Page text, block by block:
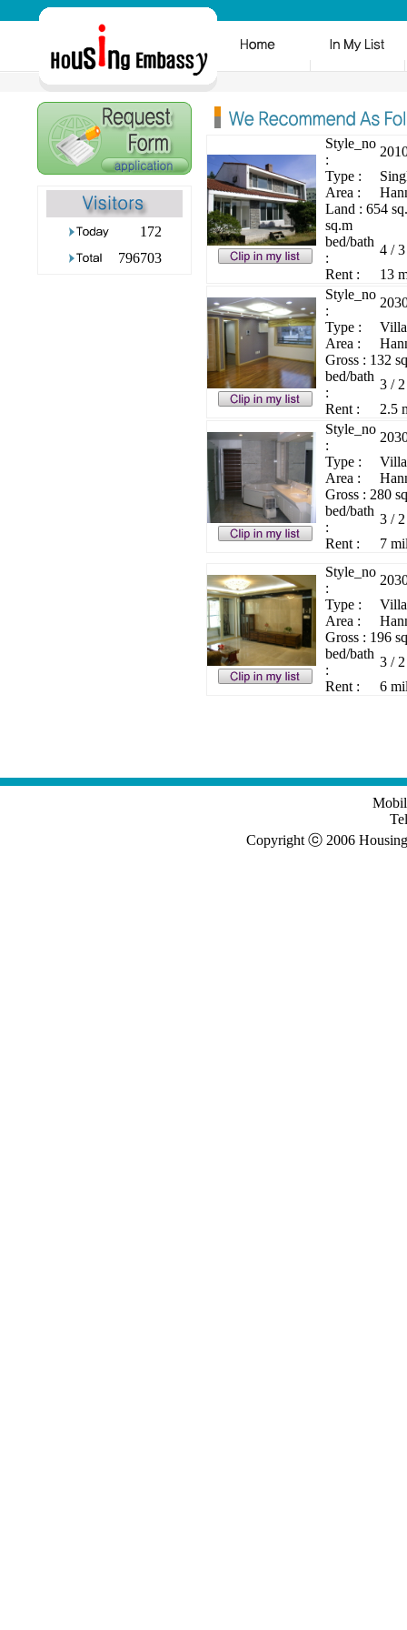
172
796703
Style_no
:
Type :
Area :
Land : 654
sq.m
bed/bath
:
4 / 3
Rent :
13
Style_no
:
Type :
Villa
Area :
Gross : 132
bed/bath
:
3 / 2
Rent :
2.5
Style_no
:
Type :
Villa
Area :
Gross : 280
bed/bath
:
3 / 2
Rent :
7
Style_no
:
Type :
Villa
Area :
Gross : 196
bed/bath
:
3 / 2
Rent :
6
Copyright ⓒ 2006 Housing